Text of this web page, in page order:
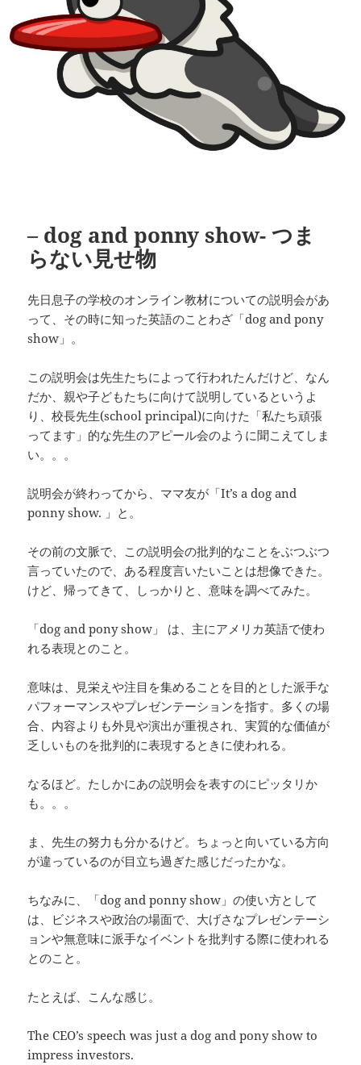
– dog and ponny show- つま
らない見せ物
先日息子の学校のオンライン教材についての説明会があ
って、その時に知った英語のことわざ「dog and pony
show」。
この説明会は先生たちによって行われたんだけど、なん
だか、親や子どもたちに向けて説明しているというよ
り、校長先生(school principal)に向けた「私たち頑張
ってます」的な先生のアピール会のように聞こえてしま
い。。。
説明会が終わってから、ママ友が「It’s a dog and
ponny show. 」と。
その前の文脈で、この説明会の批判的なことをぶつぶつ
言っていたので、ある程度言いたいことは想像できた。
けど、帰ってきて、しっかりと、意味を調べてみた。
「dog and pony show」 は、主にアメリカ英語で使わ
れる表現とのこと。
意味は、見栄えや注目を集めることを目的とした派手な
パフォーマンスやプレゼンテーションを指す。多くの場
合、内容よりも外見や演出が重視され、実質的な価値が
乏しいものを批判的に表現するときに使われる。
なるほど。たしかにあの説明会を表すのにピッタリか
も。。。
ま、先生の努力も分かるけど。ちょっと向いている方向
が違っているのが目立ち過ぎた感じだったかな。
ちなみに、「dog and ponny show」の使い方として
は、ビジネスや政治の場面で、大げさなプレゼンテーシ
ョンや無意味に派手なイベントを批判する際に使われる
とのこと。
たとえば、こんな感じ。
The CEO’s speech was just a dog and pony show to
impress investors.